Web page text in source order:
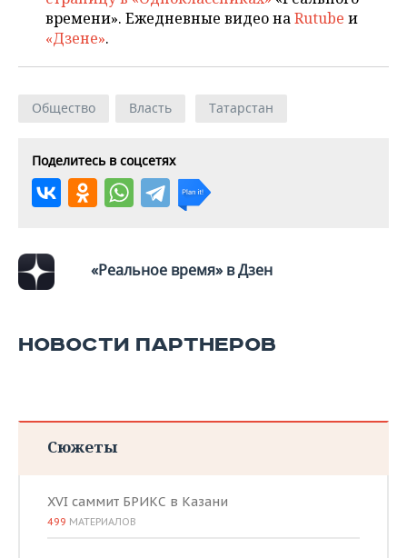
времени». Ежедневные видео наRutube и
«Дзене».
Общество Власть Татарстан
Поделитесь в соцсетях
«Реальное время» в Дзен
НОВОСТИ ПАРТНЕРОВ
Сюжеты
XVI саммит БРИКС в Казани
499 МАТЕРИАЛОВ